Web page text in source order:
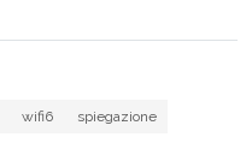
wifi6
spiegazione